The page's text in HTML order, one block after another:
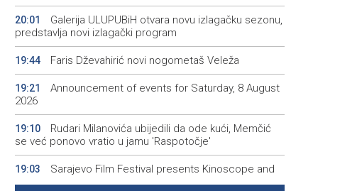
20:01
Galerija ULUPUBiH otvara novu izlagačku sezonu,
predstavlja novi izlagački program
19:44 Faris Dževahirić novi nogometaš Veleža
19:21
Announcement of events for Saturday, 8 August
2026
19:10
Rudari Milanovića ubijedili da ode kući, Memčić
se već ponovo vratio u jamu 'Raspotočje'
19:03
Sarajevo Film Festival presents Kinoscope and
Kinoscope Surreal programs